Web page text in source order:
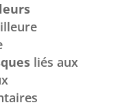
liés aux